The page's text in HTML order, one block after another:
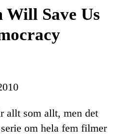
Will Save Us
allt som allt, men det
om hela fem filmer